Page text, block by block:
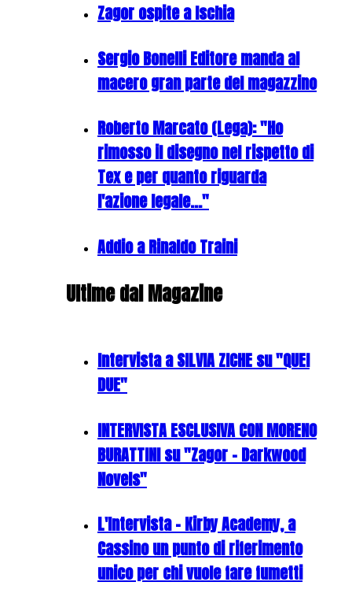
Zagor ospite a Ischia
Sergio Bonelli Editore manda al
macero gran parte del magazzino
Roberto Marcato (Lega): "Ho
rimosso il disegno nel rispetto di
Tex e per quanto riguarda
l'azione legale..."
Addio a Rinaldo Traini
Ultime dal Magazine
Intervista a SILVIA ZICHE su "QUEI
DUE"
INTERVISTA ESCLUSIVA CON MORENO
BURATTINI su "Zagor - Darkwood
Novels"
L'Intervista - Kirby Academy, a
Cassino un punto di riferimento
unico per chi vuole fare fumetti